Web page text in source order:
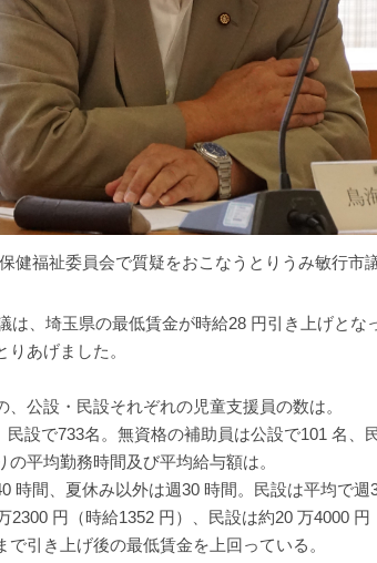
保健福祉委員会で質疑をおこなうとりうみ敏行市
、埼玉県の最低賃金が時給28 円引き上げとな
あげました。
公設・民設それぞれの児童支援員の数は。
設で733名。無資格の補助員は公設で101 名、民
平均勤務時間及び平均給与額は。
間、夏休み以外は週30 時間。民設は平均で週
2300 円（時給1352 円）、民設は約20 万4000
引き上げ後の最低賃金を上回っている。